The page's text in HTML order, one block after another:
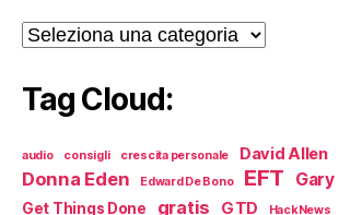
Categorie
Tag Cloud:
audio consigli crescita personale David Allen
Donna Eden Edward De Bono EFT
Get Things Done gratis GTD HackNews